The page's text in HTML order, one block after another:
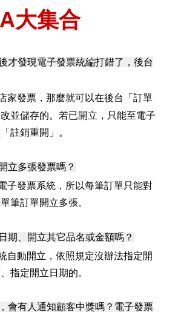
大集合
才發現電子發票統編打錯了，後台
家發票，那麼就可以在後台「訂單
並儲存的。若已開立，只能至電子
註銷重開」。
立多張發票嗎？
子發票系統，所以每筆訂單只能對
筆訂單開立多張。
期、開立其它品名或金額嗎？
自動開立，依照規定沒辦法指定開
指定開立日期的。
會有人通知顧客中獎嗎？電子發票